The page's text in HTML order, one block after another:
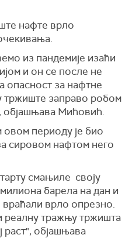
нафте врло
из пандемије изаћи
и он се после не
опасност за нафтне
тржиште заправо робом
објашњава Мићовић.
периоду је био
сировом нафтом него
смањиле своју
барела на дан и
враћали врло опрезно.
реалну тражњу тржишта
раст", објашњава